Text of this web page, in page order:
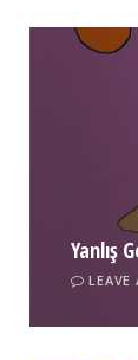
Yanlış
LEAVE